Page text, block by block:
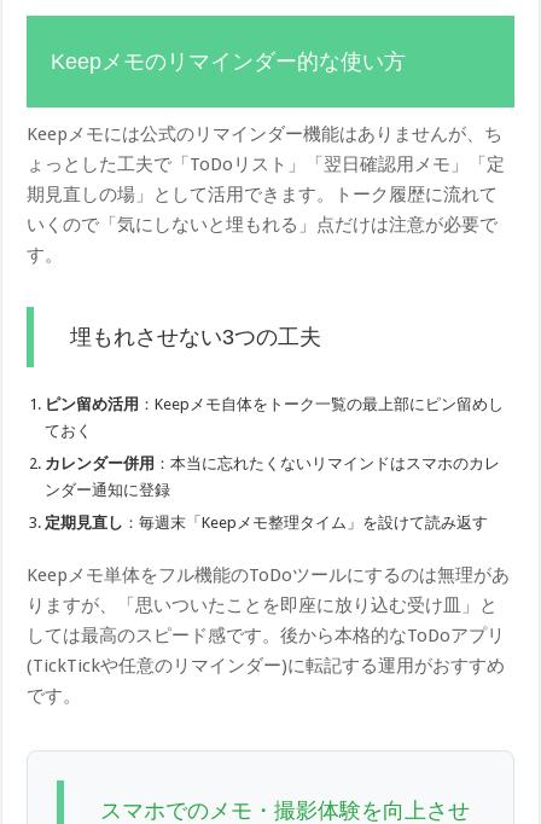
Keepメモのリマインダー的な使い方
Keepメモには公式のリマインダー機能はありませんが、ち
ょっとした工夫で「ToDoリスト」「翌日確認用メモ」「定
期見直しの場」として活用できます。トーク履歴に流れて
いくので「気にしないと埋もれる」点だけは注意が必要で
す。
埋もれさせない3つの工夫
ピン留め活用 ：Keepメモ自体をトーク一覧の最上部にピン留めし
ておく
カレンダー併用 ：本当に忘れたくないリマインドはスマホのカレ
ンダー通知に登録
定期見直し ：毎週末「Keepメモ整理タイム」を設けて読み返す
Keepメモ単体をフル機能のToDoツールにするのは無理があ
りますが、「思いついたことを即座に放り込む受け皿」と
しては最高のスピード感です。後から本格的なToDoアプリ
(TickTickや任意のリマインダー)に転記する運用がおすすめ
です。
スマホでのメモ・撮影体験を向上させ